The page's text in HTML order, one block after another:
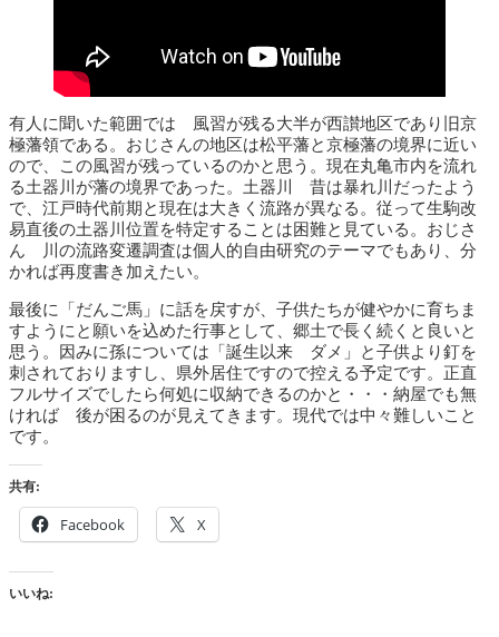
有人に聞いた範囲では 風習が残る大半が西讃地区であり旧京
極藩領である。おじさんの地区は松平藩と京極藩の境界に近い
ので、この風習が残っているのかと思う。現在丸亀市内を流れ
る土器川が藩の境界であった。土器川 昔は暴れ川だったよう
で、江戸時代前期と現在は大きく流路が異なる。従って生駒改
易直後の土器川位置を特定することは困難と見ている。おじさ
ん 川の流路変遷調査は個人的自由研究のテーマでもあり、分
かれば再度書き加えたい。
最後に「だんご馬」に話を戻すが、子供たちが健やかに育ちま
すようにと願いを込めた行事として、郷土で長く続くと良いと
思う。因みに孫については「誕生以来 ダメ」と子供より釘を
刺されておりますし、県外居住ですので控える予定です。正直
フルサイズでしたら何処に収納できるのかと・・・納屋でも無
ければ 後が困るのが見えてきます。現代では中々難しいこと
です。
共有:
Facebook X
いいね: